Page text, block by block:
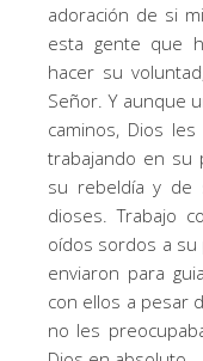
adoración de si
esta gente que
hacer su
Señor. Y aunque
caminos, Dios
trabajando en su
su rebeldía y de
dioses. Trabajo
oídos sordos a su
enviaron para
con ellos a pesar
no les